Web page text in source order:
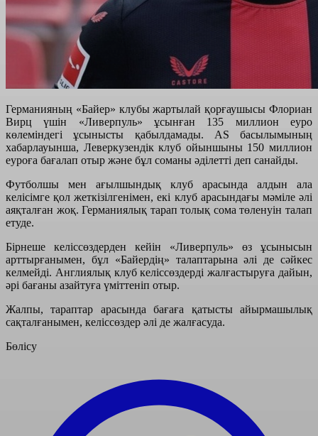
Германияның «Байер» клубы жартылай қорғаушысы Флориан
Вирц үшін «Ливерпуль» ұсынған 135 миллион еуро
көлеміндегі ұсынысты қабылдамады. AS басылымының
хабарлауынша, Леверкузендік клуб ойыншыны 150 миллион
еуроға бағалап отыр және бұл соманы әділетті деп санайды.
Футболшы мен ағылшындық клуб арасында алдын ала
келісімге қол жеткізілгенімен, екі клуб арасындағы мәміле әлі
аяқталған жоқ. Германиялық тарап толық сома төленуін талап
етуде.
Бірнеше келіссөздерден кейін «Ливерпуль» өз ұсынысын
арттырғанымен, бұл «Байердің» талаптарына әлі де сәйкес
келмейді. Англиялық клуб келіссөздерді жалғастыруға дайын,
әрі бағаны азайтуға үміттеніп отыр.
Жалпы, тараптар арасында бағаға қатысты айырмашылық
сақталғанымен, келіссөздер әлі де жалғасуда.
Бөлісу